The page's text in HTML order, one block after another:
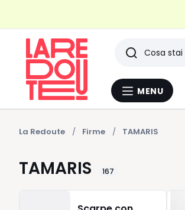
Menu
MENU
Ricerca
Ultimi
articoli
visti
La Redoute Firme TAMARIS
TAMARIS 167